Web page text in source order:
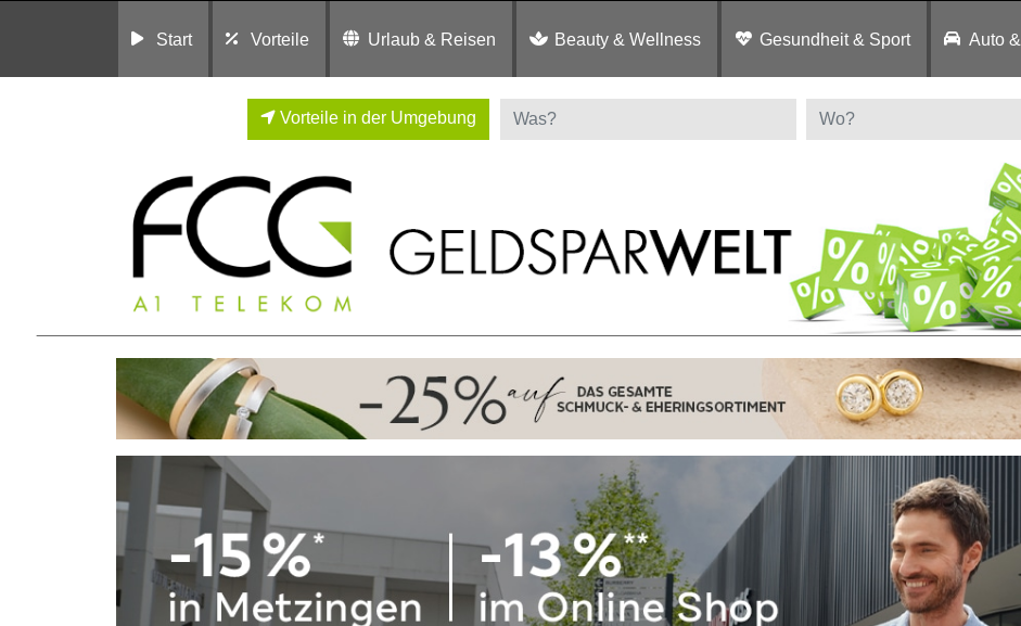
Start Vorteile Urlaub & Reisen Beauty & Wellness Gesundheit & Sport Auto
Vorteile in der Umgebung